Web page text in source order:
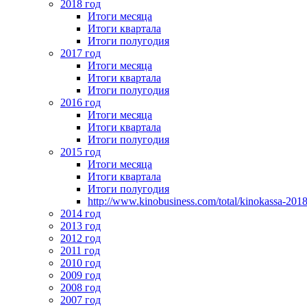
2018 год
Итоги месяца
Итоги квартала
Итоги полугодия
2017 год
Итоги месяца
Итоги квартала
Итоги полугодия
2016 год
Итоги месяца
Итоги квартала
Итоги полугодия
2015 год
Итоги месяца
Итоги квартала
Итоги полугодия
http://www.kinobusiness.com/total/kinokassa-
2014 год
2013 год
2012 год
2011 год
2010 год
2009 год
2008 год
2007 год